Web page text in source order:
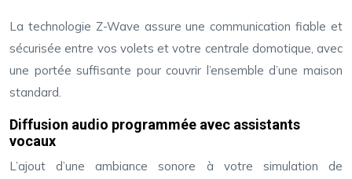
La technologie Z-Wave assure une communication fiable et
sécurisée entre vos volets et votre centrale domotique, avec
une portée suffisante pour couvrir l’ensemble d’une maison
standard.
Diffusion audio programmée avec assistants
vocaux
L’ajout d’une ambiance sonore à votre simulation de